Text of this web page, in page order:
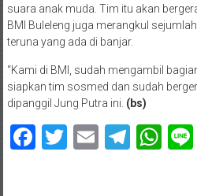
suara anak muda. Tim itu akan
BMI Buleleng juga merangkul
teruna yang ada di banjar.
“Kami di BMI, sudah mengambil
siapkan tim sosmed dan sudah
dipanggil Jung Putra ini. (bs)
Facebook
Twitter
Email